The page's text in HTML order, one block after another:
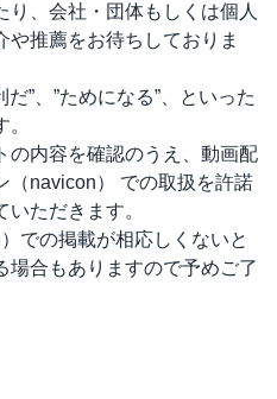
、会社・団体もしくは個人
や推薦をお待ちしておりま
”、”ためになる”、といった
の内容を確認のうえ、動画配
（navicon）
での取扱を許諾
ただきます。
での掲載が相応しくないと
場合もありますので予めご了